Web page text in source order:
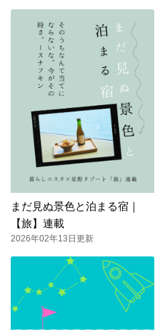
まだ見ぬ景色と泊まる宿｜
【旅】連載
2026年02年13日更新